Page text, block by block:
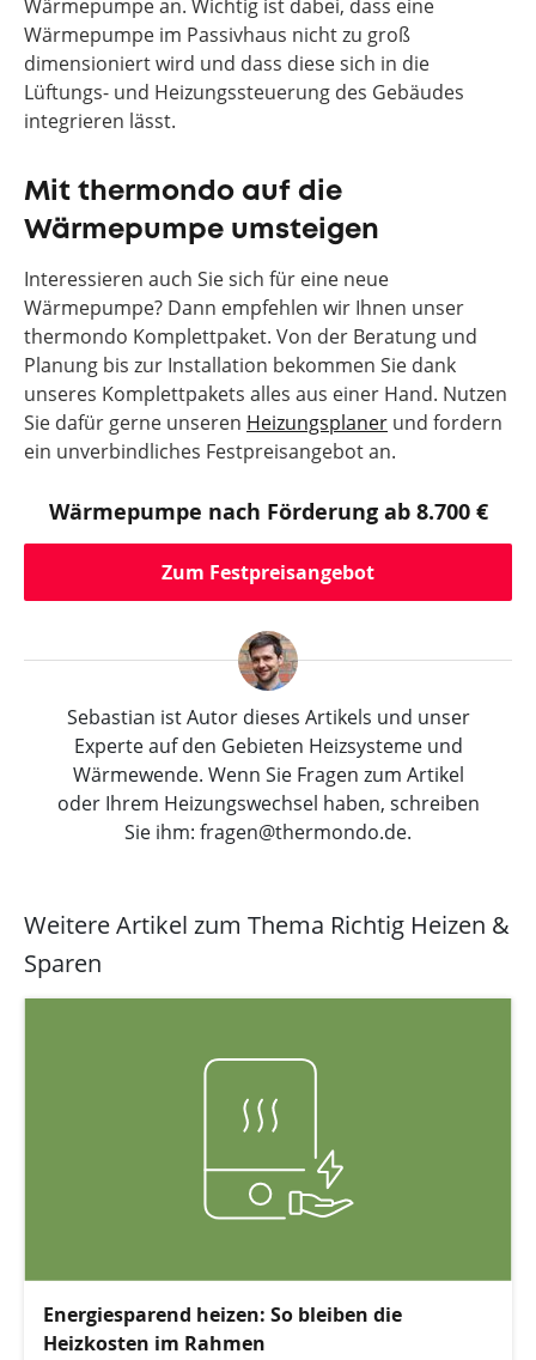
Wärmepumpe an. Wichtig ist dabei, dass eine
Wärmepumpe im Passivhaus nicht zu groß
dimensioniert wird und dass diese sich in die
Lüftungs- und Heizungssteuerung des Gebäudes
integrieren lässt.
Mit thermondo auf die
Wärmepumpe umsteigen
Interessieren auch Sie sich für eine neue
Wärmepumpe? Dann empfehlen wir Ihnen unser
thermondo Komplettpaket. Von der Beratung und
Planung bis zur Installation bekommen Sie dank
unseres Komplettpakets alles aus einer Hand. Nutzen
Sie dafür gerne unseren Heizungsplaner und fordern
ein unverbindliches Festpreisangebot an.
Wärmepumpe nach Förderung ab 8.700 €
Zum Festpreisangebot
Sebastian ist Autor dieses Artikels und unser
Experte auf den Gebieten Heizsysteme und
Wärmewende. Wenn Sie Fragen zum Artikel
oder Ihrem Heizungswechsel haben, schreiben
Sie ihm: fragen@thermondo.de.
Weitere Artikel zum Thema Richtig Heizen &
Sparen
Energiesparend heizen: So bleiben die
Heizkosten im Rahmen